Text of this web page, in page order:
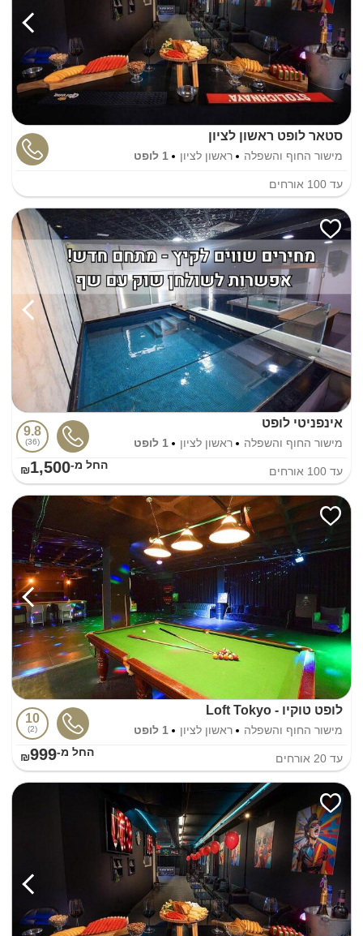
סטאר לופט ראשון לציון
מישור החוף והשפלה ראשון לציון 1 לופט
עד 100 אורחים
אינפניטי לופט
מישור החוף והשפלה ראשון לציון 1 לופט
9.8
36
עד 100 אורחים החל מ-₪1,500
לופט טוקיו - Loft Tokyo
מישור החוף והשפלה ראשון לציון 1 לופט
10
2
עד 20 אורחים החל מ-₪999